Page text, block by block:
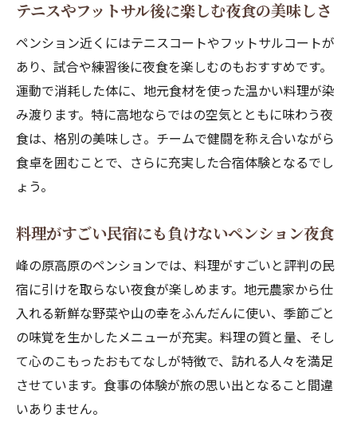
テニスやフットサル後に楽しむ夜食の美味しさ
ペンション近くにはテニスコートやフットサルコートが
あり、試合や練習後に夜食を楽しむのもおすすめです。
運動で消耗した体に、地元食材を使った温かい料理が染
み渡ります。特に高地ならではの空気とともに味わう夜
食は、格別の美味しさ。チームで健闘を称え合いながら
食卓を囲むことで、さらに充実した合宿体験となるでし
ょう。
料理がすごい民宿にも負けないペンション夜食
峰の原高原のペンションでは、料理がすごいと評判の民
宿に引けを取らない夜食が楽しめます。地元農家から仕
入れる新鮮な野菜や山の幸をふんだんに使い、季節ごと
の味覚を生かしたメニューが充実。料理の質と量、そし
て心のこもったおもてなしが特徴で、訪れる人々を満足
させています。食事の体験が旅の思い出となること間違
いありません。